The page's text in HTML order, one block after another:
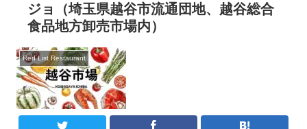
ジョ（埼玉県越谷市流通団地、越谷総合
食品地方卸売市場内）
Red List Restaurant